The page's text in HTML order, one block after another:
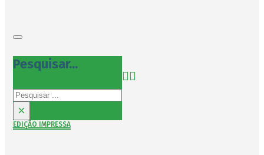
Pesquisar...
Pesquisar
×
EDIÇÃO IMPRESSA